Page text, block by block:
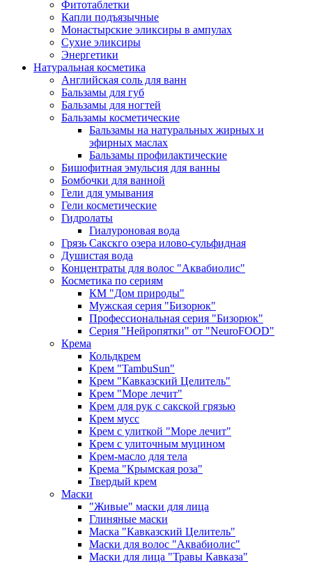
Фитотаблетки
Капли подъязычные
Монастырские эликсиры в ампулах
Сухие эликсиры
Энергетики
Натуральная косметика
Английская соль для ванн
Бальзамы для губ
Бальзамы для ногтей
Бальзамы косметические
Бальзамы на натуральных жирных и
эфирных маслах
Бальзамы профилактические
Бишофитная эмульсия для ванны
Бомбочки для ванной
Гели для умывания
Гели косметические
Гидролаты
Гиалуроновая вода
Грязь Сакскго озера илово-сульфидная
Душистая вода
Концентраты для волос "Аквабиолис"
Косметика по сериям
КМ "Дом природы"
Мужская серия "Бизорюк"
Профессиональная серия "Бизорюк"
Серия "Нейропятки" от "NeuroFOOD"
Крема
Кольдкрем
Крем "TambuSun"
Крем "Кавказский Целитель"
Крем "Море лечит"
Крем для рук с сакской грязью
Крем мусс
Крем с улиткой "Море лечит"
Крем с улиточным муцином
Крем-масло для тела
Крема "Крымская роза"
Твердый крем
Маски
"Живые" маски для лица
Глиняные маски
Маска "Кавказский Целитель"
Маски для волос "Аквабиолис"
Маски для лица "Травы Кавказа"